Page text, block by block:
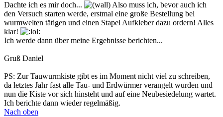
Dachte ich es mir doch...
Also muss ich, bevor auch ich
den Versuch starten werde, erstmal eine große Bestellung bei
wurmwelten tätigen und einen Stapel Aufkleber dazu ordern! Alles
klar!
Ich werde dann über meine Ergebnisse berichten...
Gruß Daniel
PS: Zur Tauwurmkiste gibt es im Moment nicht viel zu schreiben,
da letztes Jahr fast alle Tau- und Erdwürmer verangelt wurden und
nun die Kiste vor sich hinsteht und auf eine Neubesiedelung wartet.
Ich berichte dann wieder regelmäßig.
Nach oben